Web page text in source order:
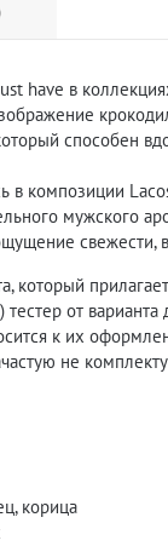
have в
способен
композиции
мужского
который
тестер от
к их
не
корица